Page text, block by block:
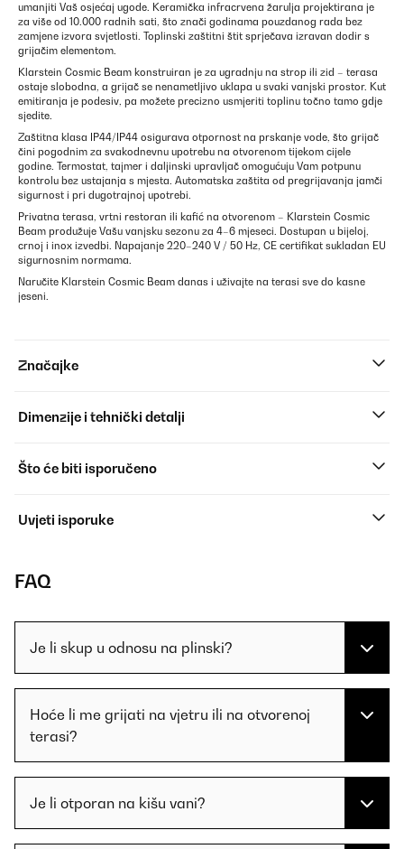
umanjiti Vaš osjećaj ugode. Keramička infracrvena žarulja projektirana je
za više od 10.000 radnih sati, što znači godinama pouzdanog rada bez
zamjene izvora svjetlosti. Toplinski zaštitni štit sprječava izravan dodir s
grijačim elementom.
Klarstein Cosmic Beam konstruiran je za ugradnju na strop ili zid – terasa
ostaje slobodna, a grijač se nenametljivo uklapa u svaki vanjski prostor. Kut
emitiranja je podesiv, pa možete precizno usmjeriti toplinu točno tamo gdje
sjedite.
Zaštitna klasa IP44/IP44 osigurava otpornost na prskanje vode, što grijač
čini pogodnim za svakodnevnu upotrebu na otvorenom tijekom cijele
godine. Termostat, tajmer i daljinski upravljač omogućuju Vam potpunu
kontrolu bez ustajanja s mjesta. Automatska zaštita od pregrijavanja jamči
sigurnost i pri dugotrajnoj upotrebi.
Privatna terasa, vrtni restoran ili kafić na otvorenom – Klarstein Cosmic
Beam produžuje Vašu vanjsku sezonu za 4–6 mjeseci. Dostupan u bijeloj,
crnoj i inox izvedbi. Napajanje 220–240 V / 50 Hz, CE certifikat sukladan EU
sigurnosnim normama.
Naručite Klarstein Cosmic Beam danas i uživajte na terasi sve do kasne
jeseni.
Značajke
Dimenzije i tehnički detalji
Što će biti isporučeno
Uvjeti isporuke
FAQ
Je li skup u odnosu na plinski?
Hoće li me grijati na vjetru ili na otvorenoj
terasi?
Je li otporan na kišu vani?